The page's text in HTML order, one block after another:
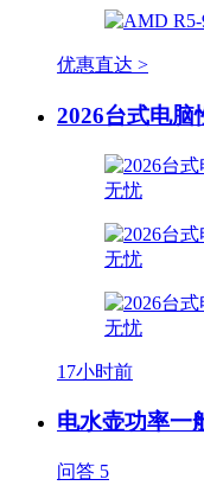
优惠直达 >
2026台式电脑
17小时前
电水壶功率一
问答 5